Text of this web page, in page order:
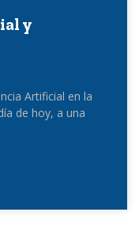
y
Artificial en la
de hoy, a una